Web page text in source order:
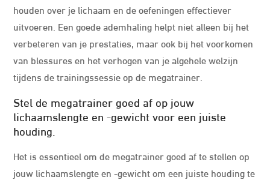
houden over je lichaam en de oefeningen effectiever
uitvoeren. Een goede ademhaling helpt niet alleen bij het
verbeteren van je prestaties, maar ook bij het voorkomen
van blessures en het verhogen van je algehele welzijn
tijdens de trainingssessie op de megatrainer.
Stel de megatrainer goed af op jouw
lichaamslengte en -gewicht voor een juiste
houding.
Het is essentieel om de megatrainer goed af te stellen op
jouw lichaamslengte en -gewicht om een juiste houding te